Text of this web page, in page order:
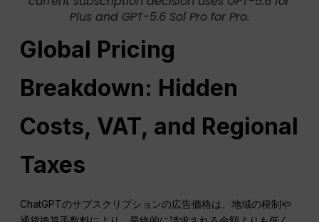
Plus and GPT-5.6 Sol Pro for Pro.
Global Pricing
Breakdown: Hidden
Costs, VAT, and Regional
Taxes
ChatGPTのサブスクリプションの広告価格は、地域の税制や